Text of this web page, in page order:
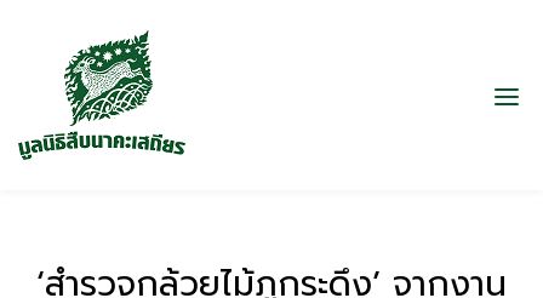
‘สำรวจกล้วยไม้ภูกระดึง’ จากงาน